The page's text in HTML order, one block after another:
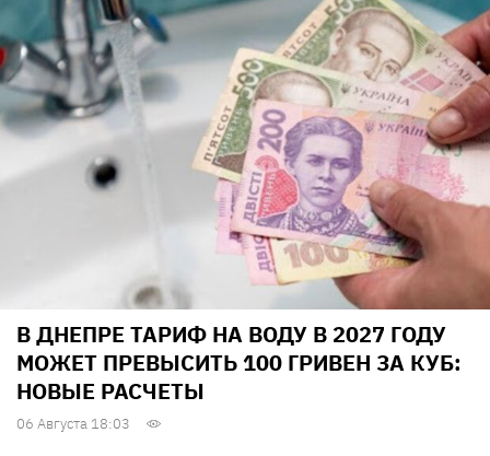
В ДНЕПРЕ ТАРИФ НА ВОДУ В 2027 ГОДУ
МОЖЕТ ПРЕВЫСИТЬ 100 ГРИВЕН ЗА КУБ:
НОВЫЕ РАСЧЕТЫ
06 Августа 18:03